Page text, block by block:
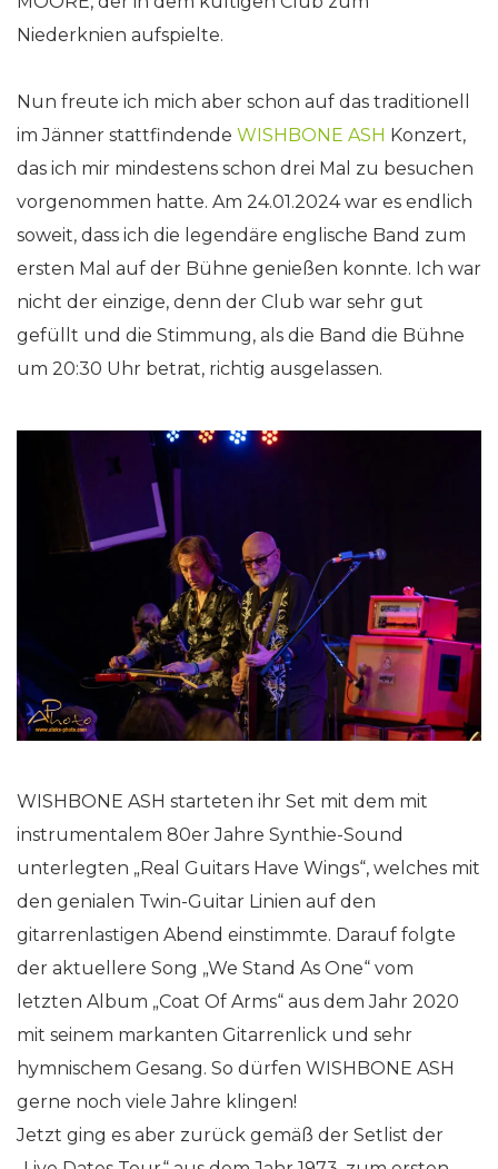
Niederknien aufspielte.
Nun freute ich mich aber schon auf das traditionell
im Jänner stattfindende WISHBONE ASH Konzert,
das ich mir mindestens schon drei Mal zu besuchen
vorgenommen hatte. Am 24.01.2024 war es endlich
soweit, dass ich die legendäre englische Band zum
ersten Mal auf der Bühne genießen konnte. Ich war
nicht der einzige, denn der Club war sehr gut
gefüllt und die Stimmung, als die Band die Bühne
um 20:30 Uhr betrat, richtig ausgelassen.
WISHBONE ASH starteten ihr Set mit dem mit
instrumentalem 80er Jahre Synthie-Sound
unterlegten „Real Guitars Have Wings“, welches mit
den genialen Twin-Guitar Linien auf den
gitarrenlastigen Abend einstimmte. Darauf folgte
der aktuellere Song „We Stand As One“ vom
letzten Album „Coat Of Arms“ aus dem Jahr 2020
mit seinem markanten Gitarrenlick und sehr
hymnischem Gesang. So dürfen WISHBONE ASH
gerne noch viele Jahre klingen!
Jetzt ging es aber zurück gemäß der Setlist der